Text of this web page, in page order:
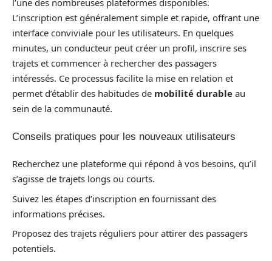
l’une des nombreuses plateformes disponibles.
L’inscription est généralement simple et rapide, offrant une
interface conviviale pour les utilisateurs. En quelques
minutes, un conducteur peut créer un profil, inscrire ses
trajets et commencer à rechercher des passagers
intéressés. Ce processus facilite la mise en relation et
permet d’établir des habitudes de mobilité durable au
sein de la communauté.
Conseils pratiques pour les nouveaux utilisateurs
Recherchez une plateforme qui répond à vos besoins, qu’il
s’agisse de trajets longs ou courts.
Suivez les étapes d’inscription en fournissant des
informations précises.
Proposez des trajets réguliers pour attirer des passagers
potentiels.